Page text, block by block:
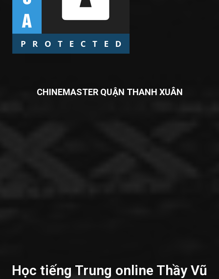
CHINEMASTER QUẬN THANH XUÂN
Học tiếng Trung online Thầy Vũ